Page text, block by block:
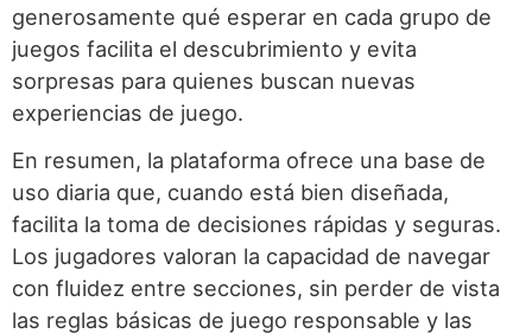
generosamente qué esperar en cada grupo de
juegos facilita el descubrimiento y evita
sorpresas para quienes buscan nuevas
experiencias de juego.
En resumen, la plataforma ofrece una base de
uso diaria que, cuando está bien diseñada,
facilita la toma de decisiones rápidas y seguras.
Los jugadores valoran la capacidad de navegar
con fluidez entre secciones, sin perder de vista
las reglas básicas de juego responsable y las